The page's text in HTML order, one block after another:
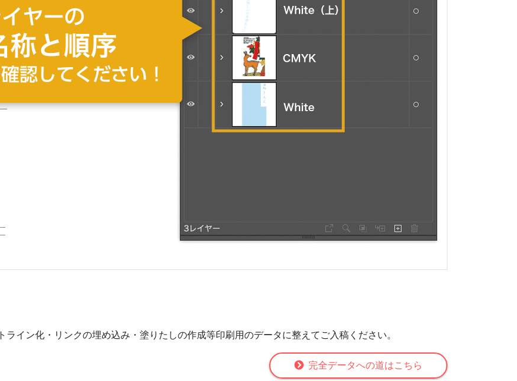
イン化・リンクの埋め込み・塗りたしの作成等印刷用のデータに整えてご入稿ください。
完全データへの道はこちら